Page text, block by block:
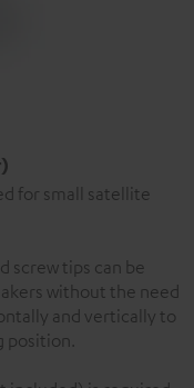
for small satellite
screw tips can be
without the need
and vertically to
position.